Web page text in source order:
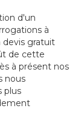
d'un
à
devis gratuit
de cette
à présent nos
nous
plus